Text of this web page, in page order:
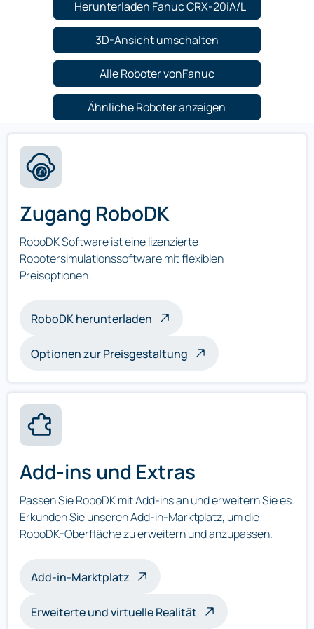
Herunterladen Fanuc CRX-20iA/L
3D-Ansicht umschalten
Alle Roboter vonFanuc
Ähnliche Roboter anzeigen
Zugang RoboDK
RoboDK Software ist eine lizenzierte
Robotersimulationssoftware mit flexiblen
Preisoptionen.
RoboDK herunterladen
Optionen zur Preisgestaltung
Add-ins und Extras
Passen Sie RoboDK mit Add-ins an und erweitern Sie es.
Erkunden Sie unseren Add-in-Marktplatz, um die
RoboDK-Oberfläche zu erweitern und anzupassen.
Add-in-Marktplatz
Erweiterte und virtuelle Realität